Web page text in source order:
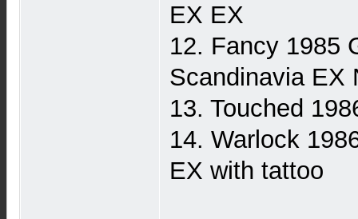
EX EX
12. Fancy 1985
Scandinavia EX
13. Touched
14. Warlock
EX with tattoo